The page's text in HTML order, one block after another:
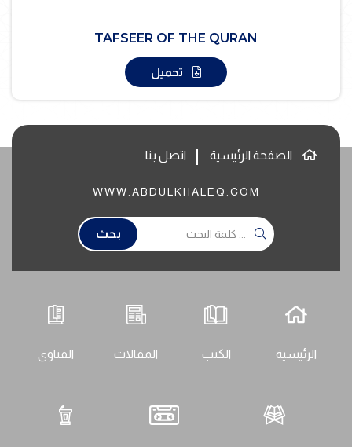
TAFSEER OF THE QURAN
تحميل
الصفحة الرئيسية اتصل بنا
WWW.ABDULKHALEQ.COM
بحث
الرئيسية الكتب المقالات الفتاوى